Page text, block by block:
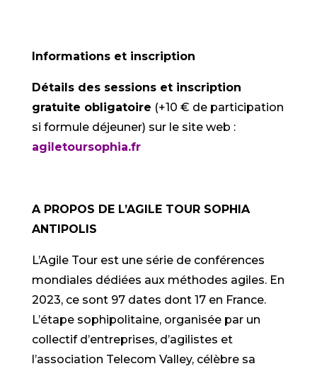
Informations et inscription
Détails des sessions et inscription
gratuite obligatoire (+10 € de participation
si formule déjeuner) sur le site web :
agiletoursophia.fr
A PROPOS DE L’AGILE TOUR SOPHIA
ANTIPOLIS
L’Agile Tour est une série de conférences
mondiales dédiées aux méthodes agiles. En
2023, ce sont 97 dates dont 17 en France.
L’étape sophipolitaine, organisée par un
collectif d’entreprises, d’agilistes et
l’association Telecom Valley, célèbre sa